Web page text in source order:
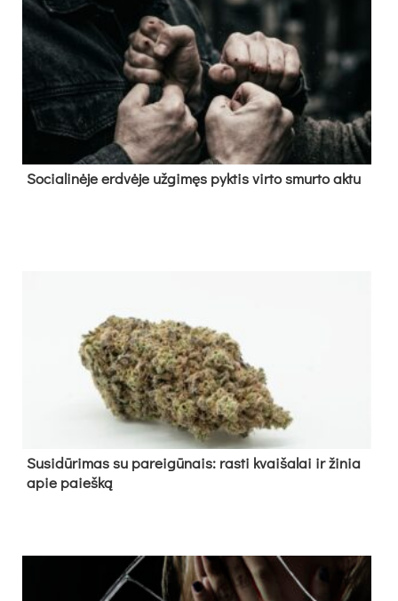
So­cia­li­nė­je erd­vė­je už­gi­męs pyk­tis vir­to smur­to ak­tu
Su­si­dū­ri­mas su pa­rei­gū­nais: ras­ti kvai­ša­lai ir ži­nia
apie paieš­ką